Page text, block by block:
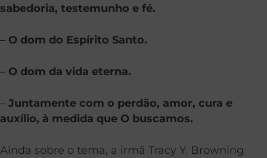
sabedoria, testemunho e fé.
– O dom do Espírito Santo.
– O dom da vida eterna.
– Juntamente com o perdão, amor, cura e
auxílio, à medida que O buscamos.
Ainda sobre o tema, a irmã Tracy Y. Browning